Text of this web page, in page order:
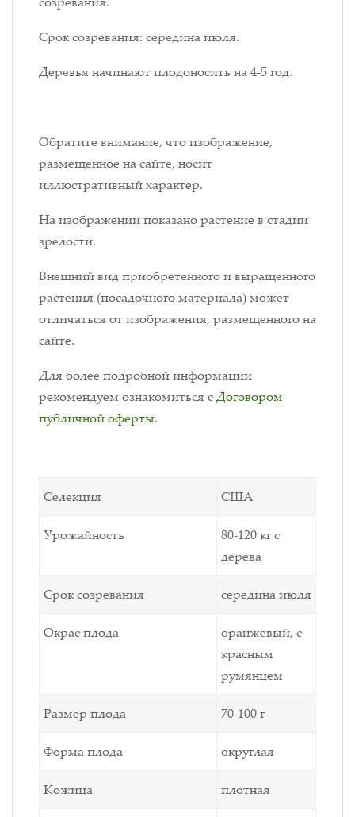
Срок созревания: середина июля.
Деревья начинают плодоносить на 4-5 год.
Обратите внимание, что изображение,
размещенное на сайте, носит
иллюстративный характер.
На изображении показано растение в стадии
зрелости.
Внешний вид приобретенного и выращенного
растения (посадочного материала) может
отличаться от изображения, размещенного на
сайте.
Для более подробной информации
рекомендуем ознакомиться сДоговором
публичной оферты.
Селекция США
Урожайность
80-120 кг с
дерева
Срок созревания середина июля
Окрас плода
оранжевый, с
красным
румянцем
Размер плода 70-100 г
Форма плода округлая
Кожица плотная